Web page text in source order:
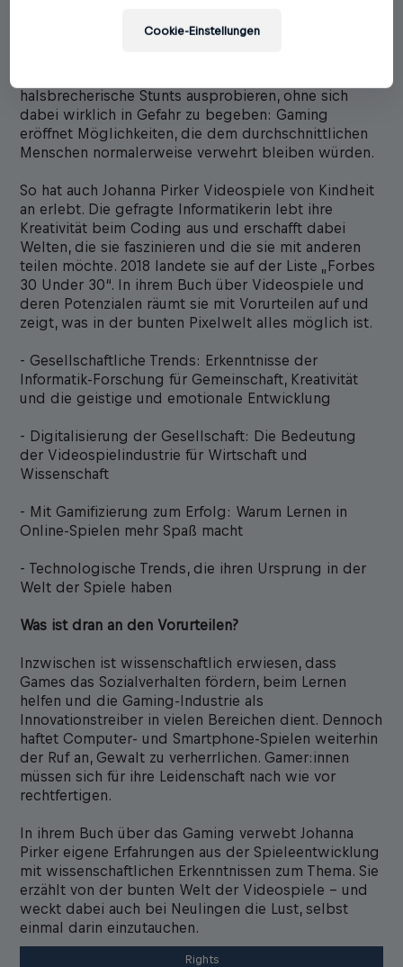
halsbrecherische Stunts ausprobieren, ohne sich
dabei wirklich in Gefahr zu begeben: Gaming
eröffnet Möglichkeiten, die dem durchschnittlichen
Menschen normalerweise verwehrt bleiben würden.
So hat auch Johanna Pirker Videospiele von Kindheit
an erlebt. Die gefragte Informatikerin lebt ihre
Kreativität beim Coding aus und erschafft dabei
Welten, die sie faszinieren und die sie mit anderen
teilen möchte. 2018 landete sie auf der Liste „Forbes
30 Under 30“. In ihrem Buch über Videospiele und
deren Potenzialen räumt sie mit Vorurteilen auf und
zeigt, was in der bunten Pixelwelt alles möglich ist.
- Gesellschaftliche Trends: Erkenntnisse der
Informatik-Forschung für Gemeinschaft, Kreativität
und die geistige und emotionale Entwicklung
- Digitalisierung der Gesellschaft: Die Bedeutung
der Videospielindustrie für Wirtschaft und
Wissenschaft
- Mit Gamifizierung zum Erfolg: Warum Lernen in
Online-Spielen mehr Spaß macht
- Technologische Trends, die ihren Ursprung in der
Welt der Spiele haben
Was ist dran an den Vorurteilen?
Inzwischen ist wissenschaftlich erwiesen, dass
Games das Sozialverhalten fördern, beim Lernen
helfen und die Gaming-Industrie als
Innovationstreiber in vielen Bereichen dient. Dennoch
haftet Computer- und Smartphone-Spielen weiterhin
der Ruf an, Gewalt zu verherrlichen. Gamer:innen
müssen sich für ihre Leidenschaft nach wie vor
rechtfertigen.
In ihrem Buch über das Gaming verwebt Johanna
Pirker eigene Erfahrungen aus der Spieleentwicklung
mit wissenschaftlichen Erkenntnissen zum Thema. Sie
erzählt von der bunten Welt der Videospiele – und
weckt dabei auch bei Neulingen die Lust, selbst
einmal darin einzutauchen.
Rights
Cookie-Einstellungen